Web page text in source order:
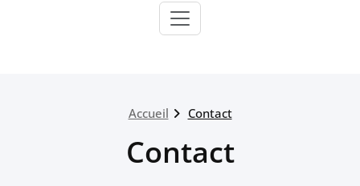
Accueil Contact
Contact